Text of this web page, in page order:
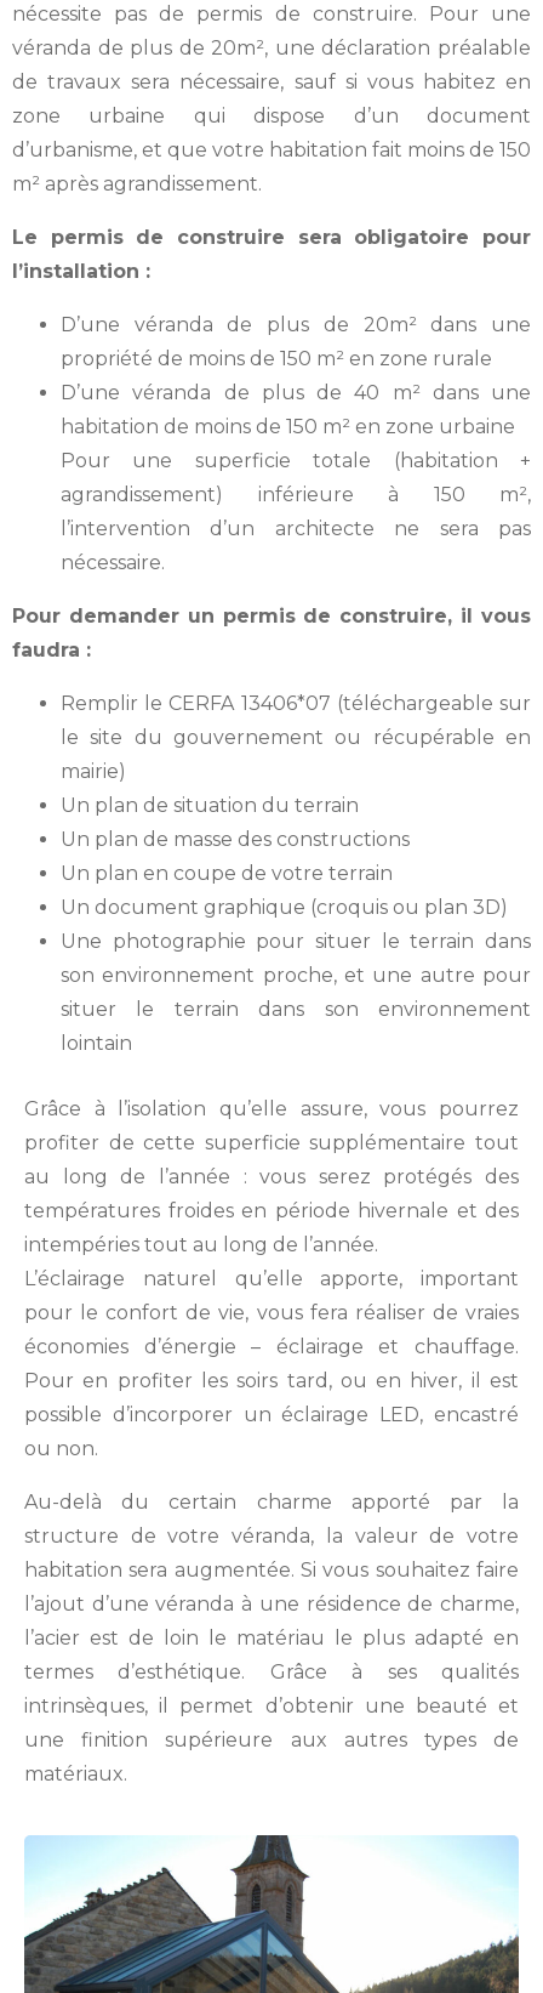
nécessite pas de permis de construire. Pour une
véranda de plus de 20m², une déclaration préalable
de travaux sera nécessaire, sauf si vous habitez en
zone urbaine qui dispose d’un document
d’urbanisme, et que votre habitation fait moins de 150
m² après agrandissement.
Le permis de construire sera obligatoire pour
l’installation :
D’une véranda de plus de 20m² dans une
propriété de moins de 150 m² en zone rurale
D’une véranda de plus de 40 m² dans une
habitation de moins de 150 m² en zone urbaine
Pour une superficie totale (habitation +
agrandissement) inférieure à 150 m²,
l’intervention d’un architecte ne sera pas
nécessaire.
Pour demander un permis de construire, il vous
faudra :
Remplir le CERFA 13406*07 (téléchargeable sur
le site du gouvernement ou récupérable en
mairie)
Un plan de situation du terrain
Un plan de masse des constructions
Un plan en coupe de votre terrain
Un document graphique (croquis ou plan 3D)
Une photographie pour situer le terrain dans
son environnement proche, et une autre pour
situer le terrain dans son environnement
lointain
Grâce à l’isolation qu’elle assure, vous pourrez
profiter de cette superficie supplémentaire tout
au long de l’année : vous serez protégés des
températures froides en période hivernale et des
intempéries tout au long de l’année.
L’éclairage naturel qu’elle apporte, important
pour le confort de vie, vous fera réaliser de vraies
économies d’énergie – éclairage et chauffage.
Pour en profiter les soirs tard, ou en hiver, il est
possible d’incorporer un éclairage LED, encastré
ou non.
Au-delà du certain charme apporté par la
structure de votre véranda, la valeur de votre
habitation sera augmentée. Si vous souhaitez faire
l’ajout d’une véranda à une résidence de charme,
l’acier est de loin le matériau le plus adapté en
termes d’esthétique. Grâce à ses qualités
intrinsèques, il permet d’obtenir une beauté et
une finition supérieure aux autres types de
matériaux.